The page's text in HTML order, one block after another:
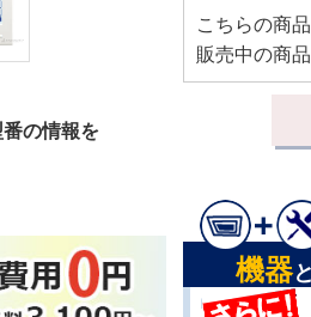
の情報を
こちらの商
販売中の商
機器と